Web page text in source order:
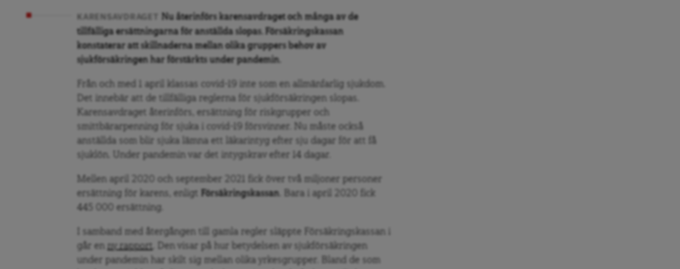
KARENSAVDRAGET
Nu återinförs karensavdraget och många av de
tillfälliga ersättningarna för anställda slopas. Försäkringskassan
konstaterar att skillnaderna mellan olika gruppers behov av
sjukförsäkringen har förstärkts under pandemin.
Från och med 1 april klassas covid-19 inte som en allmänfarlig sjukdom.
Det innebär att de tillfälliga reglerna för sjukförsäkringen slopas.
Karensavdraget återinförs, ersättning för riskgrupper och
smittbärarpenning för sjuka i covid-19 försvinner. Nu måste också
anställda som blir sjuka lämna ett läkarintyg efter sju dagar för att få
sjuklön. Under pandemin var det intygskrav efter 14 dagar.
Mellen april 2020 och september 2021 fick över två miljoner personer
ersättning för karens, enligt Försäkringskassan . Bara i april 2020 fick
445 000 ersättning.
I samband med återgången till gamla regler släppte Försäkringskassan i
går en ny rapport. Den visar på hur betydelsen av sjukförsäkringen
under pandemin har skilt sig mellan olika yrkesgrupper. Bland de som